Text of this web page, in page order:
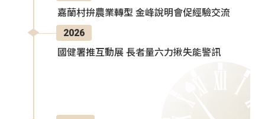
嘉蘭村拚農業轉型 金峰說明會促經驗交流
2026
國健署推互動展 長者量六力揪失能警訊